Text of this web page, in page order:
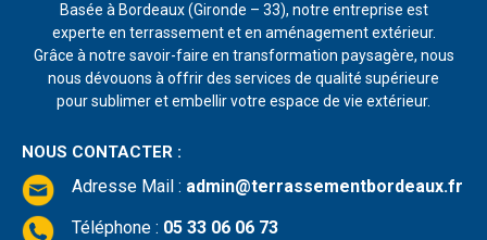
Basée à Bordeaux (Gironde – 33), notre entreprise est
experte en terrassement et en aménagement extérieur.
Grâce à notre savoir-faire en transformation paysagère, nous
nous dévouons à offrir des services de qualité supérieure
pour sublimer et embellir votre espace de vie extérieur.
NOUS CONTACTER :
Adresse Mail : admin@terrassementbordeaux.fr
Téléphone : 05 33 06 06 73